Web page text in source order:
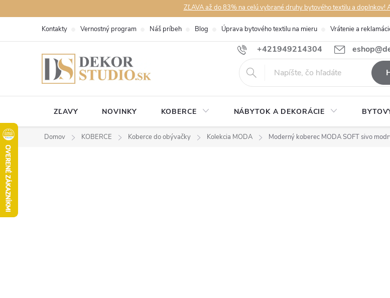
na
ZĽAVA až do 83% na celú vybrané druhy bytového textilu a doplnkov!
+421949214304
Kontakty Vernostný program Náš príbeh Blog Úprava bytového textilu na mieru Vrátenie a
ZĽAVY NOVINKY KOBERCE NÁBYTOK A DEKORÁCIE
Domov KOBERCE Koberce do obývačky Kolekcia MODA Moderný koberec MODA SOFT sivo